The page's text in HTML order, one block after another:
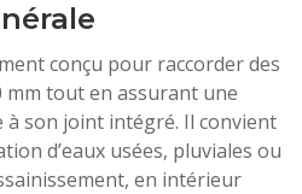
conçu pour raccorder des
mm tout en assurant une
son joint intégré. Il convient
d’eaux usées, pluviales ou
en intérieur